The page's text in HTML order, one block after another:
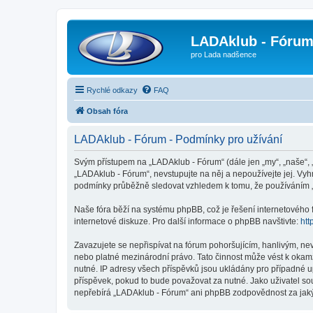
LADAklub - Fórum
pro Lada nadšence
Rychlé odkazy FAQ
Obsah fóra
LADAklub - Fórum - Podmínky pro užívání
Svým přístupem na „LADAklub - Fórum“ (dále jen „my“,
„LADAklub - Fórum“, nevstupujte na něj a nepoužívejte jej.
podmínky průběžně sledovat vzhledem k tomu, že používáním
Naše fóra běží na systému phpBB, což je řešení internetového
internetové diskuze. Pro další informace o phpBB navštivte:
Zavazujete se nepřispívat na fórum pohoršujícím, hanlivým,
nebo platné mezinárodní právo. Tato činnost může vést k
nutné. IP adresy všech příspěvků jsou ukládány pro případné
příspěvek, pokud to bude považovat za nutné. Jako uživatel
nepřebírá „LADAklub - Fórum“ ani phpBB zodpovědnost za